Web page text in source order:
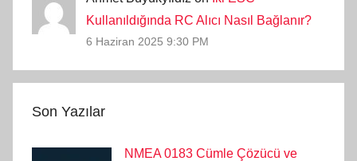
Kullanıldığında RC Alıcı Nasıl Bağlanır?
6 Haziran 2025 9:30 PM
Son Yazılar
NMEA 0183 Cümle Çözücü ve